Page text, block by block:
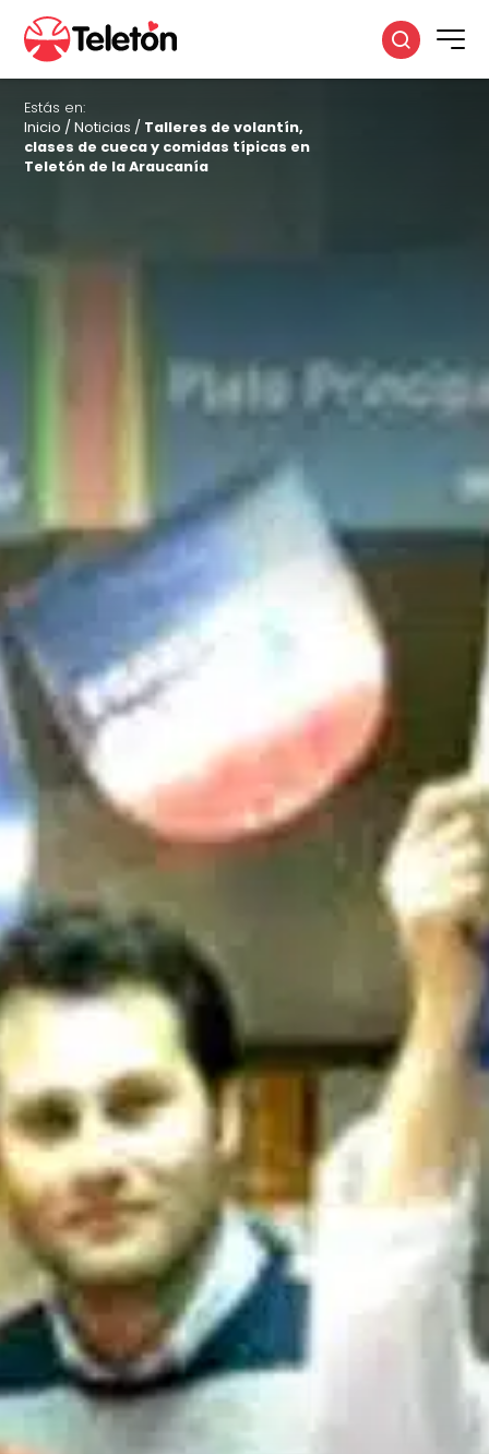
Estás en:
Inicio /Noticias / Talleres de volantín,
clases de cueca y comidas típicas en
Teletón de la Araucanía